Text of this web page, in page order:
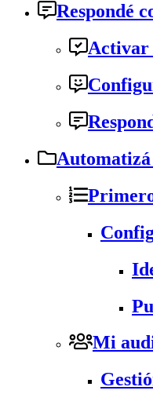
Respondé
Activar
Mi